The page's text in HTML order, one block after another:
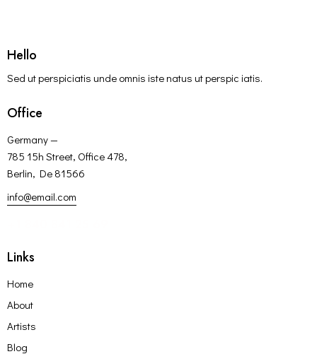
Hello
Sed ut perspiciatis unde omnis iste natus ut perspic iatis.
Office
Germany —
785 15h Street, Office 478,
Berlin, De 81566
info@email.com
Links
Home
About
Artists
Blog